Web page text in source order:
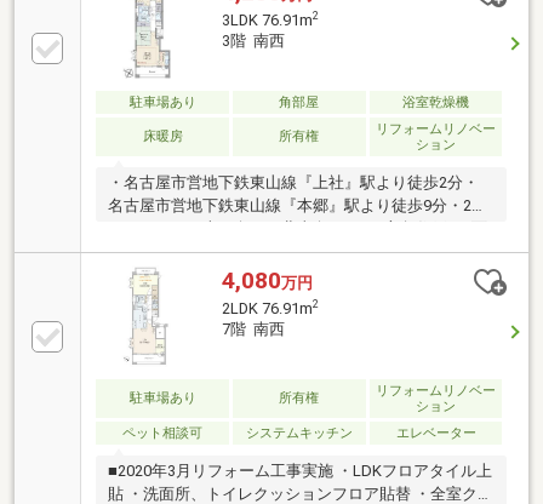
3LDK 76.91m2
3階 南西
駐車場あり 角部屋 浴室乾燥機
床暖房 所有権
リフォームリノベー
ション
・名古屋市営地下鉄東山線『上社』駅より徒歩2分・
名古屋市営地下鉄東山線『本郷』駅より徒歩9分・2面
バルコニー（南西向き、北東向き）・3方角住戸・2面
採光のLD（約12.3畳）
4,080万円
2LDK 76.91m2
7階 南西
駐車場あり 所有権
リフォームリノベー
ション
ペット相談可
システムキッチン エレベーター
■2020年3月リフォーム工事実施 ・LDKフロアタイル上
貼 ・洗面所、トイレクッションフロア貼替 ・全室クロ